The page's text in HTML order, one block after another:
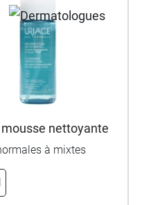
mousse nettoyante
à mixtes